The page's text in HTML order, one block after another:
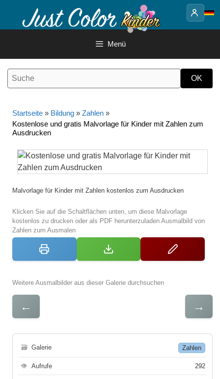
Inhalt
Menü
Startseite » Bildung » Zahlen »
Kostenlose und gratis Malvorlage für Kinder mit Zahlen zum
Ausdrucken
Malvorlage für Kinder mit Zahlen kostenlos zum Ausdrucken
Klicken Sie auf die Schaltflächen unten, um diese Malvorlage
kostenlos zu drucken oder als PDF herunterzuladen Ausmalbild von
Zahlen zum Ausmalen
Weitere Ausmalbilder aus dieser Galerie durchsuchen
← →
🗃 Galerie Zahlen
👁 Aufrufe 292